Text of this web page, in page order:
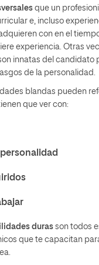
que un
e, incluso
con en el
experiencia. Otras
innatas del candidato
de la personalidad.
blandas pueden
que ver con:
personalidad
duras son todos
que te capacitan